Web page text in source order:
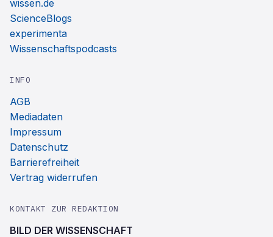
wissen.de
ScienceBlogs
experimenta
Wissenschaftspodcasts
INFO
AGB
Mediadaten
Impressum
Datenschutz
Barrierefreiheit
Vertrag widerrufen
KONTAKT ZUR REDAKTION
BILD DER WISSENSCHAFT